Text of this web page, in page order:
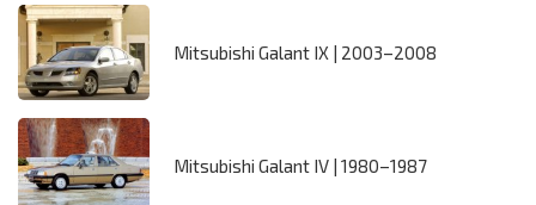
Mitsubishi Galant IX | 2003–2008
Mitsubishi Galant IV | 1980–1987